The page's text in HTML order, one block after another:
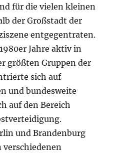
für die vielen kleinen
der Großstadt der
entgegentraten.
Jahre aktiv in
größten Gruppen der
sich auf
und bundesweite
auf den Bereich
und Brandenburg
verschiedenen